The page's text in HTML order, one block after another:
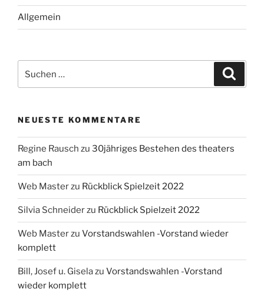
Allgemein
nach:
NEUESTE KOMMENTARE
Regine Rausch zu 30jähriges Bestehen des theaters
am bach
Web Masterzu Rückblick Spielzeit 2022
Silvia Schneiderzu Rückblick Spielzeit 2022
Web Masterzu Vorstandswahlen -Vorstand wieder
komplett
Bill, Josef u. Giselazu Vorstandswahlen -Vorstand
wieder komplett